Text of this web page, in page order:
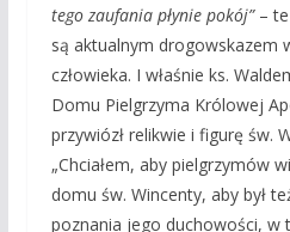
tego zaufania płynie pokój” –
są aktualnym drogowskazem
człowieka. I właśnie ks.
Domu Pielgrzyma Królowej
przywiózł relikwie i figurę św.
„Chciałem, aby pielgrzymów
domu św. Wincenty, aby był
poznania jego duchowości, w